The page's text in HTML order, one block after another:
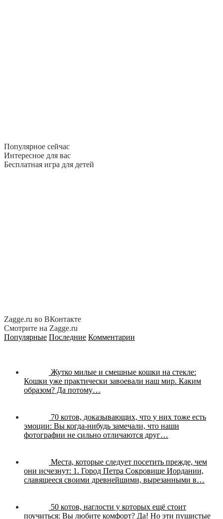
Популярное сейчас
Интересное для вас
Бесплатная игра для детей
Zagge.ru во ВКонтакте
Смотрите на Zagge.ru
Популярные Последние Комментарии
Жутко милые и смешные кошки на стекле:
Кошки уже практически завоевали наш мир. Каким
образом? Да потому…
70 котов, доказывающих, что у них тоже есть
эмоции: Вы когда-нибудь замечали, что наши
фотографии не сильно отличаются друг…
Места, которые следует посетить прежде, чем
они исчезнут: 1. Город Петра Сокровище Иордании,
славящееся своими древнейшими, вырезанными в…
50 котов, наглости у которых ещё стоит
поучиться: Вы любите комфорт? Да! Но эти пушистые